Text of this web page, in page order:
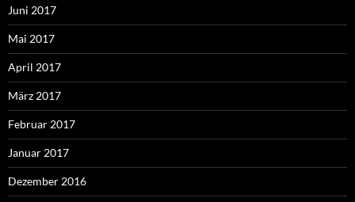
Juni 2017
Mai 2017
April 2017
März 2017
Februar 2017
Januar 2017
Dezember 2016